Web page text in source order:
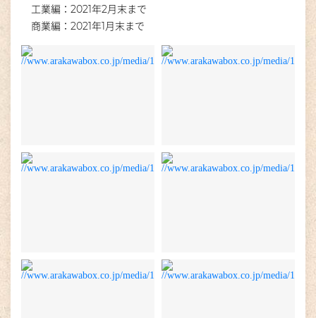
工業編：2021年2月末まで
商業編：2021年1月末まで